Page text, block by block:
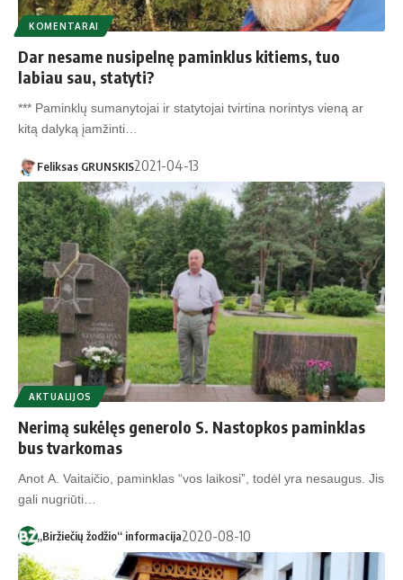
KOMENTARAI
Dar nesame nusipelnę paminklus kitiems, tuo
labiau sau, statyti?
*** Paminklų sumanytojai ir statytojai tvirtina norintys vieną ar
kitą dalyką įamžinti…
Feliksas GRUNSKIS2021-04-13
AKTUALIJOS
Nerimą sukėlęs generolo S. Nastopkos paminklas
bus tvarkomas
Anot A. Vaitaičio, paminklas “vos laikosi”, todėl yra nesaugus. Jis
gali nugriūti…
„Biržiečių žodžio“ informacija2020-08-10